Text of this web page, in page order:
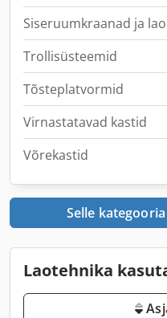
Siseruumkraanad ja
Trollisüsteemid
Tõsteplatvormid
Virnastatavad kastid
Võrekastid
Selle
Laotehnika